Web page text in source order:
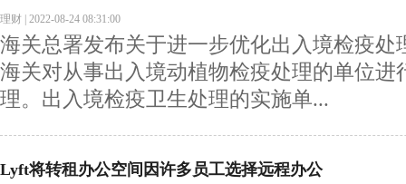
理财 2022-08-24 08:31:00
海关总署发布关于进一步优化出入境检疫处
海关对从事出入境动植物检疫处理的单位进
理。出入境检疫卫生处理的实施单...
Lyft将转租办公空间因许多员工选择远程办公